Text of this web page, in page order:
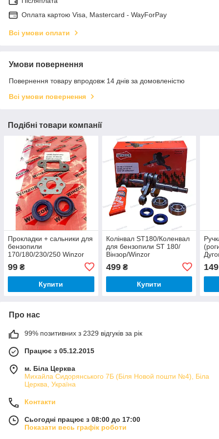
Оплата картою Visa, Mastercard - WayForPay
Всі умови оплати
Умови повернення
Повернення товару впродовж 14 днів за домовленістю
Всі умови повернення
Подібні товари компанії
Прокладки + сальники для
бензопили
170/180/230/250 Winzor
99 ₴
Купити
Колінвал ST180/Коленвал
для бензопили ST 180/
Вінзор/Winzor
499₴
Купити
149
Про нас
99% позитивних з 2329 відгуків за рік
Працює з 05.12.2015
м. Біла Церква
Михайла Сидорянського 7Б (Біля Новой пошти №4), Біла
Церква, Україна
Контакти
Сьогодні працює з 08:00 до 17:00
Показати весь графік роботи